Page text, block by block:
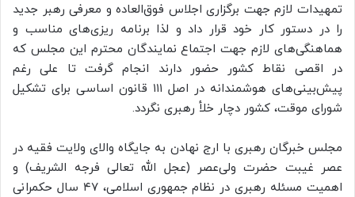
تمهیدات لازم جهت برگزاری اجلاس فوق‌العاده و معرفی رهبر جدید
را در دستور کار خود قرار داد و لذا برنامه ریزی‌های مناسب و
هماهنگی‌های لازم جهت اجتماع نمایندگان محترم این مجلس که
در اقصی نقاط کشور حضور دارند انجام گرفت تا علی رغم
پیش‌بینی‌های هوشمندانه در اصل ۱۱۱ قانون اساسی برای تشکیل
شورای موقت، کشور دچار خلأ رهبری نگردد.
مجلس خبرگان رهبری با ارج نهادن به جایگاه والای ولایت فقیه در
عصر غیبت حضرت ولی‌عصر (عجل الله تعالی فرجه الشریف) و
اهمیت مسئله رهبری در نظام جمهوری اسلامی، ۴۷ سال حکمرانی